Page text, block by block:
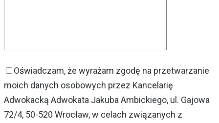
Oświadczam, że wyrażam zgodę na przetwarzanie
moich danych osobowych przez Kancelarię
Adwokacką Adwokata Jakuba Ambickiego, ul. Gajowa
72/4, 50-520 Wrocław, w celach związanych z